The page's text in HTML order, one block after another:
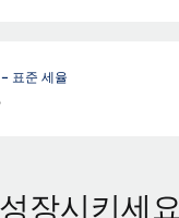
표준 세율
장시키세요